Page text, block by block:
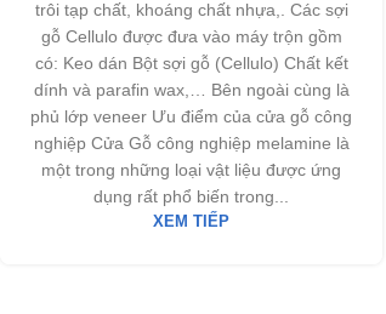
trôi tạp chất, khoáng chất nhựa,. Các sợi
gỗ Cellulo được đưa vào máy trộn gồm
có: Keo dán Bột sợi gỗ (Cellulo) Chất kết
dính và parafin wax,… Bên ngoài cùng là
phủ lớp veneer Ưu điểm của cửa gỗ công
nghiệp Cửa Gỗ công nghiệp melamine là
một trong những loại vật liệu được ứng
dụng rất phổ biến trong...
XEM TIẾP